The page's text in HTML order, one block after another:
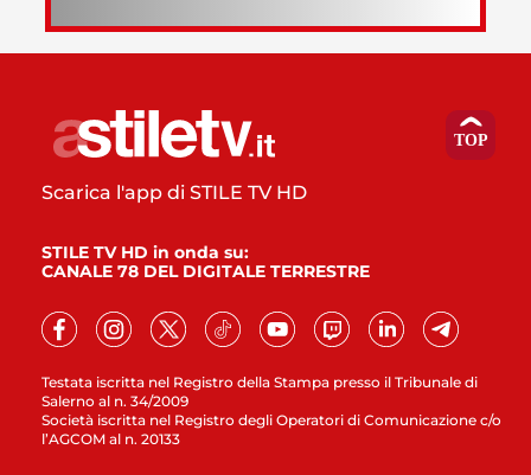
Testata iscritta nel Registro della Stampa presso il Tribunale di
Salerno al n. 34/2009
Società iscritta nel Registro degli Operatori di Comunicazione c/o
l’AGCOM al n. 20133
Scarica l'app di STILE TV HD
STILE TV HD in onda su:
CANALE 78 DEL DIGITALE TERRESTRE